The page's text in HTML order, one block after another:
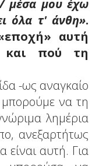
μέσα μου έχω
όλα τ' άνθη».
αυτή
και πού τη
-ως αναγκαίο
μπορούμε να τη
λημέρια
ανεξαρτήτως
είναι αυτή. Για